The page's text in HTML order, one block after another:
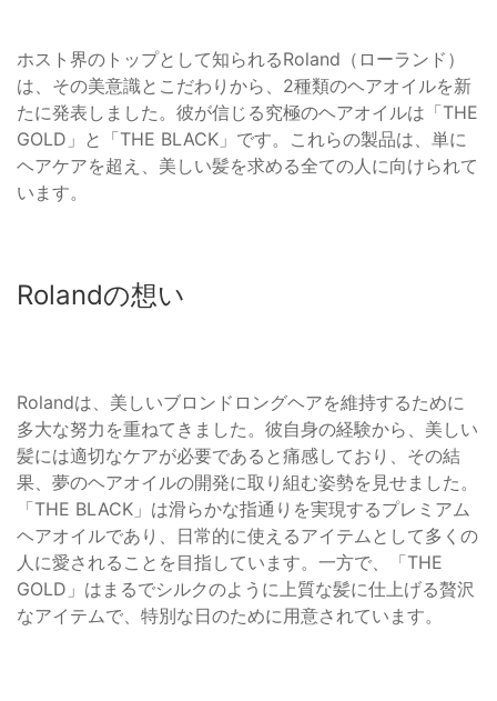
ホスト界のトップとして知られるRoland（ローランド）
は、その美意識とこだわりから、2種類のヘアオイルを新
たに発表しました。彼が信じる究極のヘアオイルは「THE
GOLD」と「THE BLACK」です。これらの製品は、単に
ヘアケアを超え、美しい髪を求める全ての人に向けられて
います。
Rolandの想い
Rolandは、美しいブロンドロングヘアを維持するために
多大な努力を重ねてきました。彼自身の経験から、美しい
髪には適切なケアが必要であると痛感しており、その結
果、夢のヘアオイルの開発に取り組む姿勢を見せました。
「THE BLACK」は滑らかな指通りを実現するプレミアム
ヘアオイルであり、日常的に使えるアイテムとして多くの
人に愛されることを目指しています。一方で、「THE
GOLD」はまるでシルクのように上質な髪に仕上げる贅沢
なアイテムで、特別な日のために用意されています。